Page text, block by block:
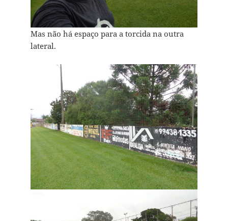
Mas não há espaço para a torcida na outra
lateral.